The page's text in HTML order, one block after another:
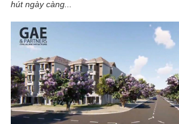
hút ngày càng...